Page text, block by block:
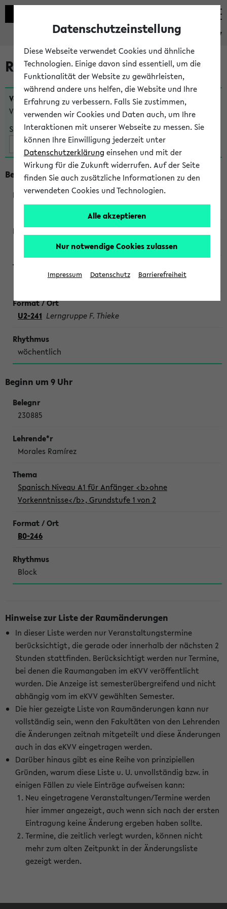
eKVV
Raumänderungen
Veranstaltungen , bei denen sich nach dem23.07.2026
Veranstaltungsorte geändert haben:
Suche:
Beginn um 8 Uhr
219801
SONDERTERMINE CHEMIE
U2-241 Lerngruppe F. Thieke
wöchentlich
Beginn um 9 Uhr
230885
Morales Ramírez
Spanisch Niveau A1 für Anfänger <b>ohne
Vorkenntnisse</b>, Grundstufe 1 von 2
B0-246
Block
Hinweise zur Liste der Raumänderungen
In dieser Liste werden nur Veranstaltungstermine
berücksichtigt, die gerade oder innerhalb der nächsten 2
Stunden stattfinden. Berücksichtigt werden nur Termine,
bei denen die Raumangaben im eKVV veröffentlicht
wurden. Die Anzeige ist semesterübergreifend und nicht
abhängig vom im eKVV gewählten Semester.
Die hier gezeigte Liste von Raumänderungen kann nur
vollständig sein, wenn den Fakultäten von den Lehrenden
die Änderungen zeitnah mitgeteilt und diese Änderungen
auch in das eKVV eingetragen werden.
Darüber hinaus gibt es eine Reihe von prinzipiellen
Gründen, warum diese Liste u. U. unvollständig bzw. in
einigen Fällen zu viele Einträge aufweisen kann:
Neu eingetragene Veranstaltungen/Termine werden
hier immer angezeigt, auch wenn sich nach der ersten
Eintragung keine Änderung ergeben haben sollte.
Termine, die zeitlich verlegt wurden, können nicht
mehr zum alten Zeitpunkt in der Änderungsliste
gezeigt werden.
Datenschutzeinstellung
Diese Webseite verwendet Cookies und ähnliche
Technologien. Einige davon sind essentiell, um die
Funktionalität der Website zu gewährleisten,
während andere uns helfen, die Website und Ihre
Erfahrung zu verbessern. Falls Sie zustimmen,
verwenden wir Cookies und Daten auch, um Ihre
Interaktionen mit unserer Webseite zu messen. Sie
können Ihre Einwilligung jederzeit unter
Datenschutzerklärung einsehen und mit der
Wirkung für die Zukunft widerrufen. Auf der Seite
finden Sie auch zusätzliche Informationen zu den
verwendeten Cookies und Technologien.
Alle akzeptieren
Nur notwendige Cookies zulassen
Impressum Datenschutz Barrierefreiheit